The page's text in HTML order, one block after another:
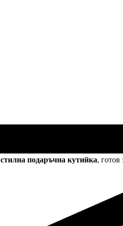
стилна подаръчна кутийка, готов